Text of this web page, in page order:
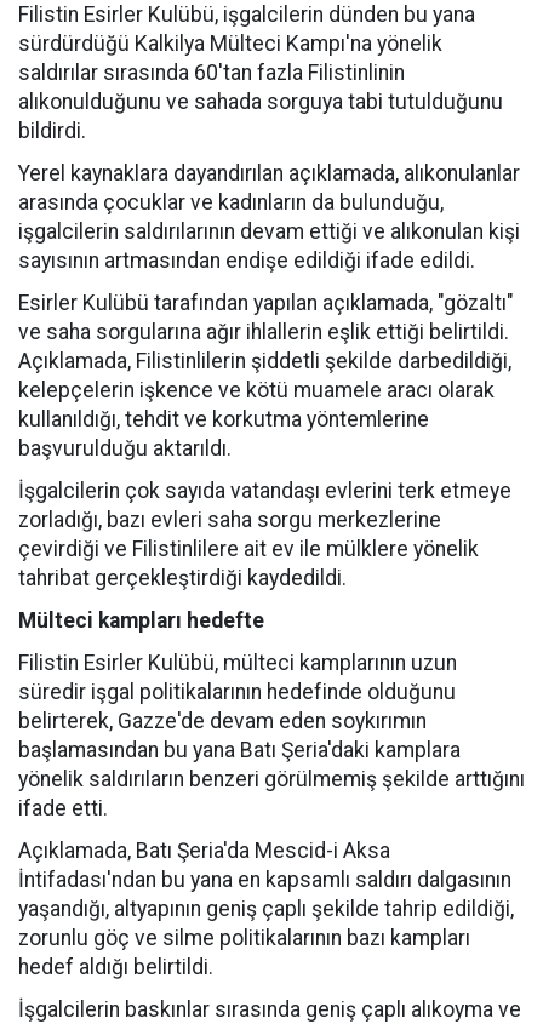
Filistin Esirler Kulübü, işgalcilerin dünden bu yana
sürdürdüğü Kalkilya Mülteci Kampı'na yönelik
saldırılar sırasında 60'tan fazla Filistinlinin
alıkonulduğunu ve sahada sorguya tabi tutulduğunu
bildirdi.
Yerel kaynaklara dayandırılan açıklamada, alıkonulanlar
arasında çocuklar ve kadınların da bulunduğu,
işgalcilerin saldırılarının devam ettiği ve alıkonulan kişi
sayısının artmasından endişe edildiği ifade edildi.
Esirler Kulübü tarafından yapılan açıklamada, "gözaltı"
ve saha sorgularına ağır ihlallerin eşlik ettiği belirtildi.
Açıklamada, Filistinlilerin şiddetli şekilde darbedildiği,
kelepçelerin işkence ve kötü muamele aracı olarak
kullanıldığı, tehdit ve korkutma yöntemlerine
başvurulduğu aktarıldı.
İşgalcilerin çok sayıda vatandaşı evlerini terk etmeye
zorladığı, bazı evleri saha sorgu merkezlerine
çevirdiği ve Filistinlilere ait ev ile mülklere yönelik
tahribat gerçekleştirdiği kaydedildi.
Mülteci kampları hedefte
Filistin Esirler Kulübü, mülteci kamplarının uzun
süredir işgal politikalarının hedefinde olduğunu
belirterek, Gazze'de devam eden soykırımın
başlamasından bu yana Batı Şeria'daki kamplara
yönelik saldırıların benzeri görülmemiş şekilde arttığını
ifade etti.
Açıklamada, Batı Şeria'da Mescid-i Aksa
İntifadası'ndan bu yana en kapsamlı saldırı dalgasının
yaşandığı, altyapının geniş çaplı şekilde tahrip edildiği,
zorunlu göç ve silme politikalarının bazı kampları
hedef aldığı belirtildi.
İşgalcilerin baskınlar sırasında geniş çaplı alıkoyma ve